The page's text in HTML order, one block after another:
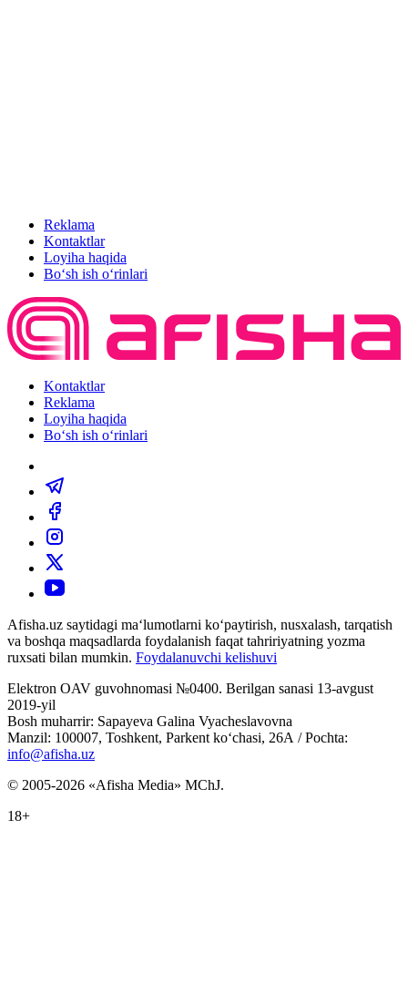
Reklama
Kontaktlar
Loyiha haqida
Bo‘sh ish o‘rinlari
Kontaktlar
Reklama
Loyiha haqida
Bo‘sh ish o‘rinlari
Afisha.uz saytidagi ma‘lumotlarni ko‘paytirish, nusxalash, tarqatish
va boshqa maqsadlarda foydalanish faqat tahririyatning yozma
ruxsati bilan mumkin. Foydalanuvchi kelishuvi
Elektron OAV guvohnomasi №0400. Berilgan sanasi 13-avgust
2019-yil
Bosh muharrir: Sapayeva Galina Vyacheslavovna
Manzil: 100007, Toshkent, Parkent ko‘chasi, 26А / Pochta:
info@afisha.uz
© 2005-2026 «Afisha Media» MChJ.
18+